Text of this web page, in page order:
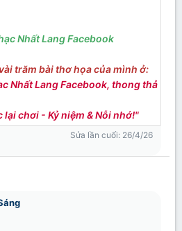
Nhất Lang Facebook
trăm bài thơ họa của mình ở:
Nhất Lang Facebook, thong thả
lại chơi - Kỷ niệm & Nỗi nhớ!"
Sửa lần cuối: 26/4/26